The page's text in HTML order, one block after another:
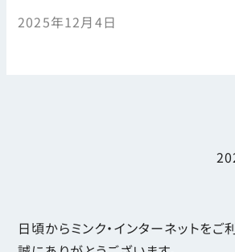
2025年12月4日
日頃からミンク・インターネットをご